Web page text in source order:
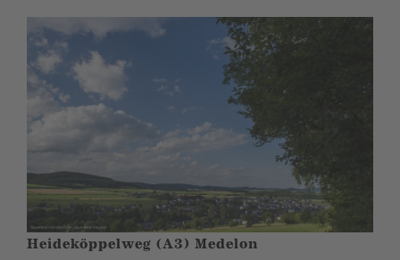
Heideköppelweg (A3) Medelon